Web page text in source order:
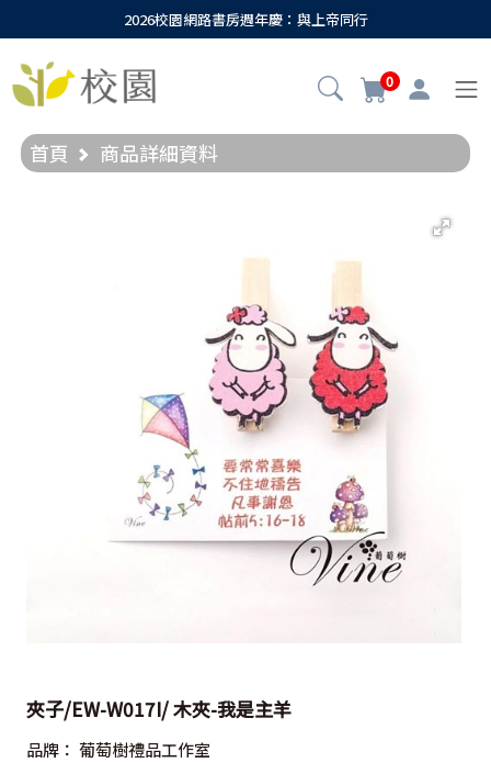
2026校園網路書房週年慶：與上帝同行
0
首頁 商品詳細資料
夾子/EW-W017I/ 木夾-我是主羊
品牌： 葡萄樹禮品工作室